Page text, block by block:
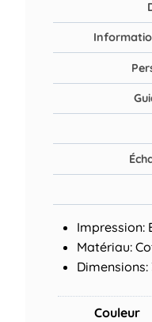
Impression:
Matériau:
Dimensions:
Couleur